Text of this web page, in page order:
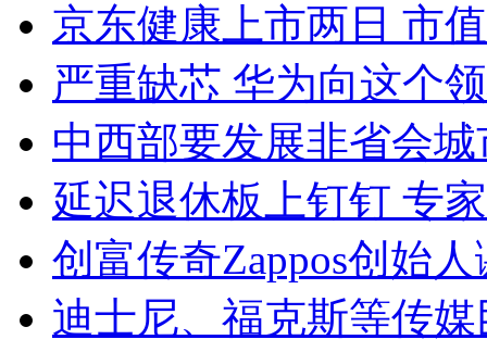
京东健康上市两日 市
严重缺芯 华为向这个
中西部要发展非省会
延迟退休板上钉钉 专
创富传奇Zappos创始
迪士尼、福克斯等传